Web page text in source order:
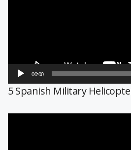
00:00
5 Spanish Military